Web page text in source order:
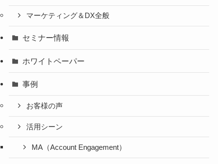
マーケティング＆DX全般
セミナー情報
ホワイトペーパー
事例
お客様の声
活用シーン
MA（Account Engagement）